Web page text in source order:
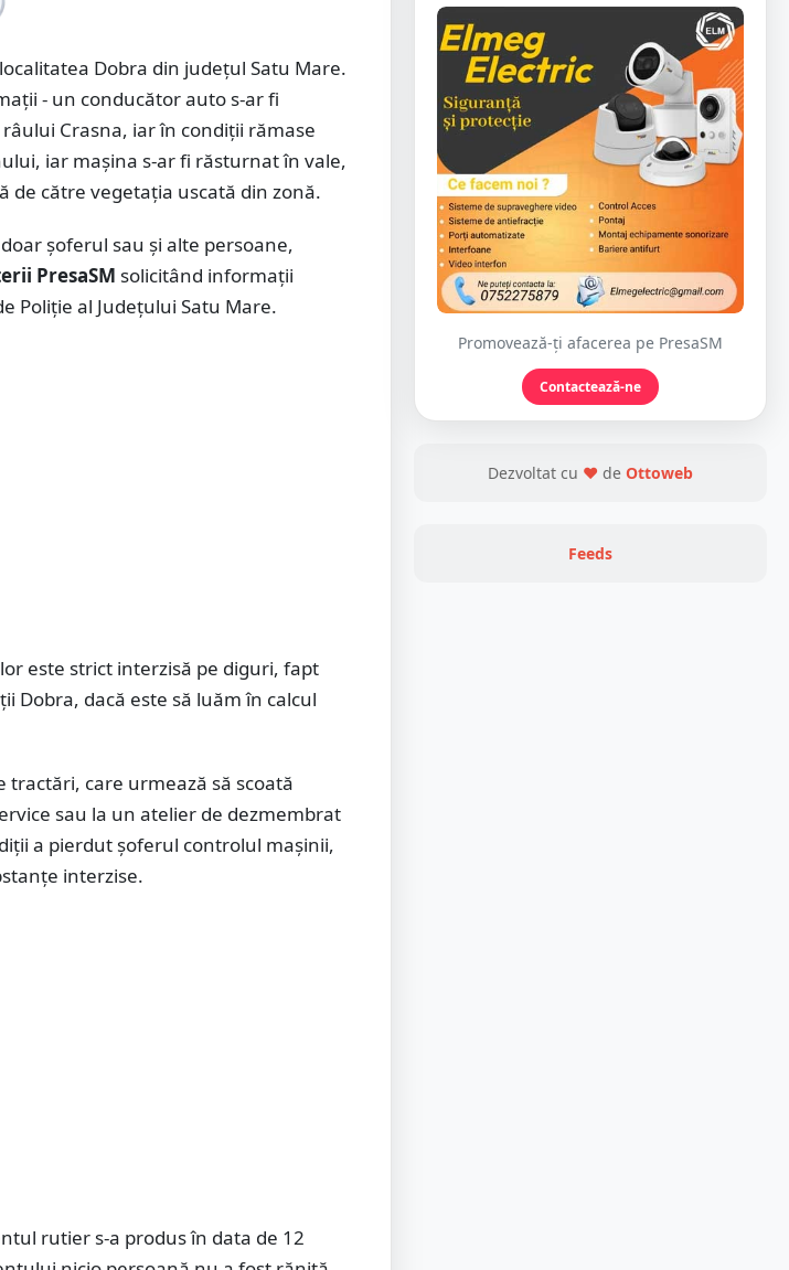
Dobra din județul Satu Mare.
- un conducător auto s-ar fi
Crasna, iar în condiții rămase
iar mașina s-ar fi răsturnat în vale,
către vegetația uscată din zonă.
șoferul sau și alte persoane,
PresaSM solicitând informații
Poliție al Județului Satu Mare.
este strict interzisă pe diguri, fapt
Dobra, dacă este să luăm în calcul
tractări, care urmează să scoată
sau la un atelier de dezmembrat
a pierdut șoferul controlul mașinii,
interzise.
rutier s-a produs în data de 12
Promovează-ți afacerea pe PresaSM
Contactează-ne
Dezvoltat cu ❤ de Ottoweb
Feeds